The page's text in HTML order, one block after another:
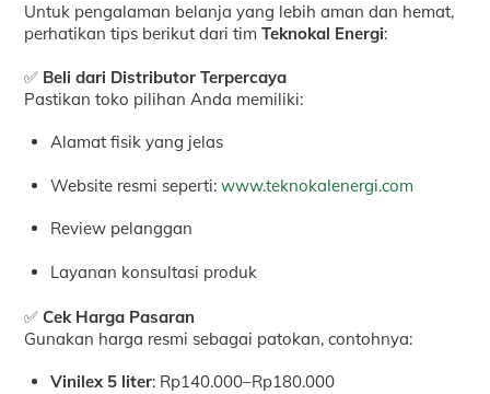
Untuk pengalaman belanja yang lebih aman dan hemat,
perhatikan tips berikut dari timTeknokal Energi:
✅ Beli dari Distributor Terpercaya
Pastikan toko pilihan Anda memiliki:
Alamat fisik yang jelas
Website resmi seperti:www.teknokalenergi.com
Review pelanggan
Layanan konsultasi produk
✅Cek Harga Pasaran
Gunakan harga resmi sebagai patokan, contohnya:
Vinilex 5 liter: Rp140.000–Rp180.000